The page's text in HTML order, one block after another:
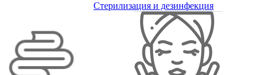
Стерилизация и дезинфекция